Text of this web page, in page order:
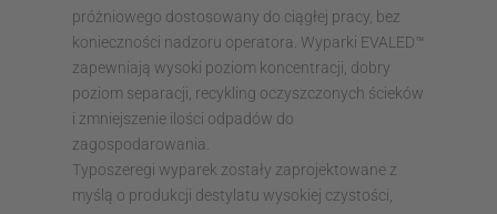
próżniowego dostosowany do ciągłej pracy, bez
konieczności nadzoru operatora. Wyparki EVALED™
zapewniają wysoki poziom koncentracji, dobry
poziom separacji, recykling oczyszczonych ścieków
i zmniejszenie ilości odpadów do
zagospodarowania.
Typoszeregi wyparek zostały zaprojektowane z
myślą o produkcji destylatu wysokiej czystości,